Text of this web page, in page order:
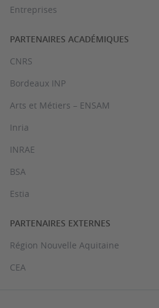
Entreprises
PARTENAIRES ACADÉMIQUES
CNRS
Bordeaux INP
Arts et Métiers – ENSAM
Inria
INRAE
BSA
Estia
PARTENAIRES EXTERNES
Région Nouvelle Aquitaine
CEA